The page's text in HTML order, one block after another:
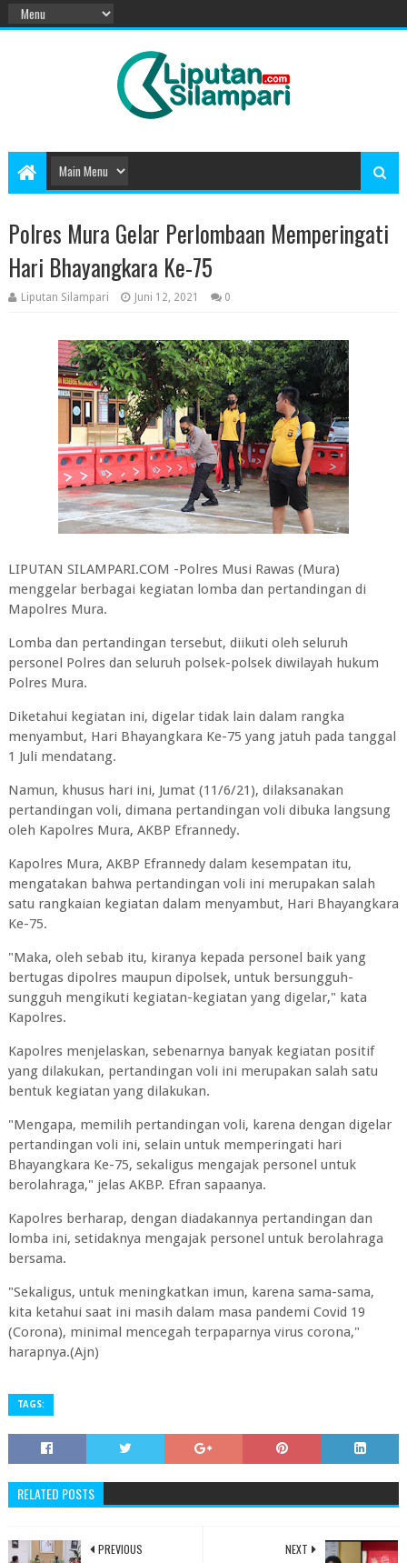
Polres Mura Gelar Perlombaan Memperingati
Hari Bhayangkara Ke-75
Liputan Silampari Juni 12, 2021 0
LIPUTAN SILAMPARI.COM -Polres Musi Rawas (Mura)
menggelar berbagai kegiatan lomba dan pertandingan di
Mapolres Mura.
Lomba dan pertandingan tersebut, diikuti oleh seluruh
personel Polres dan seluruh polsek-polsek diwilayah hukum
Polres Mura.
Diketahui kegiatan ini, digelar tidak lain dalam rangka
menyambut, Hari Bhayangkara Ke-75 yang jatuh pada tanggal
1 Juli mendatang.
Namun, khusus hari ini, Jumat (11/6/21), dilaksanakan
pertandingan voli, dimana pertandingan voli dibuka langsung
oleh Kapolres Mura, AKBP Efrannedy.
Kapolres Mura, AKBP Efrannedy dalam kesempatan itu,
mengatakan bahwa pertandingan voli ini merupakan salah
satu rangkaian kegiatan dalam menyambut, Hari Bhayangkara
Ke-75.
"Maka, oleh sebab itu, kiranya kepada personel baik yang
bertugas dipolres maupun dipolsek, untuk bersungguh-
sungguh mengikuti kegiatan-kegiatan yang digelar," kata
Kapolres.
Kapolres menjelaskan, sebenarnya banyak kegiatan positif
yang dilakukan, pertandingan voli ini merupakan salah satu
bentuk kegiatan yang dilakukan.
"Mengapa, memilih pertandingan voli, karena dengan digelar
pertandingan voli ini, selain untuk memperingati hari
Bhayangkara Ke-75, sekaligus mengajak personel untuk
berolahraga," jelas AKBP. Efran sapaanya.
Kapolres berharap, dengan diadakannya pertandingan dan
lomba ini, setidaknya mengajak personel untuk berolahraga
bersama.
"Sekaligus, untuk meningkatkan imun, karena sama-sama,
kita ketahui saat ini masih dalam masa pandemi Covid 19
(Corona), minimal mencegah terpaparnya virus corona,"
harapnya.(Ajn)
TAGS:
RELATED POSTS
NEXT
PREVIOUS